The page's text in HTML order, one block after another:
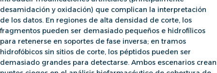
desamidación y oxidación) que complican la interpretación
de los datos. En regiones de alta densidad de corte, los
fragmentos pueden ser demasiado pequeños e hidrofílicos
para retenerse en soportes de fase inversa; en tramos
hidrofóbicos sin sitios de corte, los péptidos pueden ser
demasiado grandes para detectarse. Ambos escenarios crean